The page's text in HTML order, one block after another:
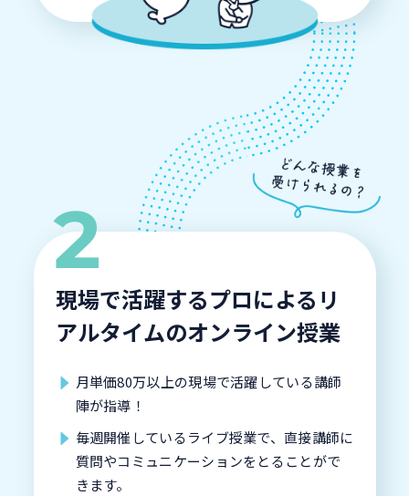
現場で活躍するプロによるリ
アルタイムのオンライン授業
月単価80万以上の現場で活躍している講師
陣が指導！
毎週開催しているライブ授業で、直接講師に
質問やコミュニケーションをとることがで
きます。